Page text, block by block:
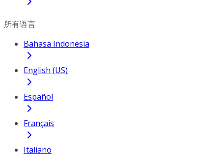
所有语言
Bahasa Indonesia
English (US)
Español
Français
Italiano